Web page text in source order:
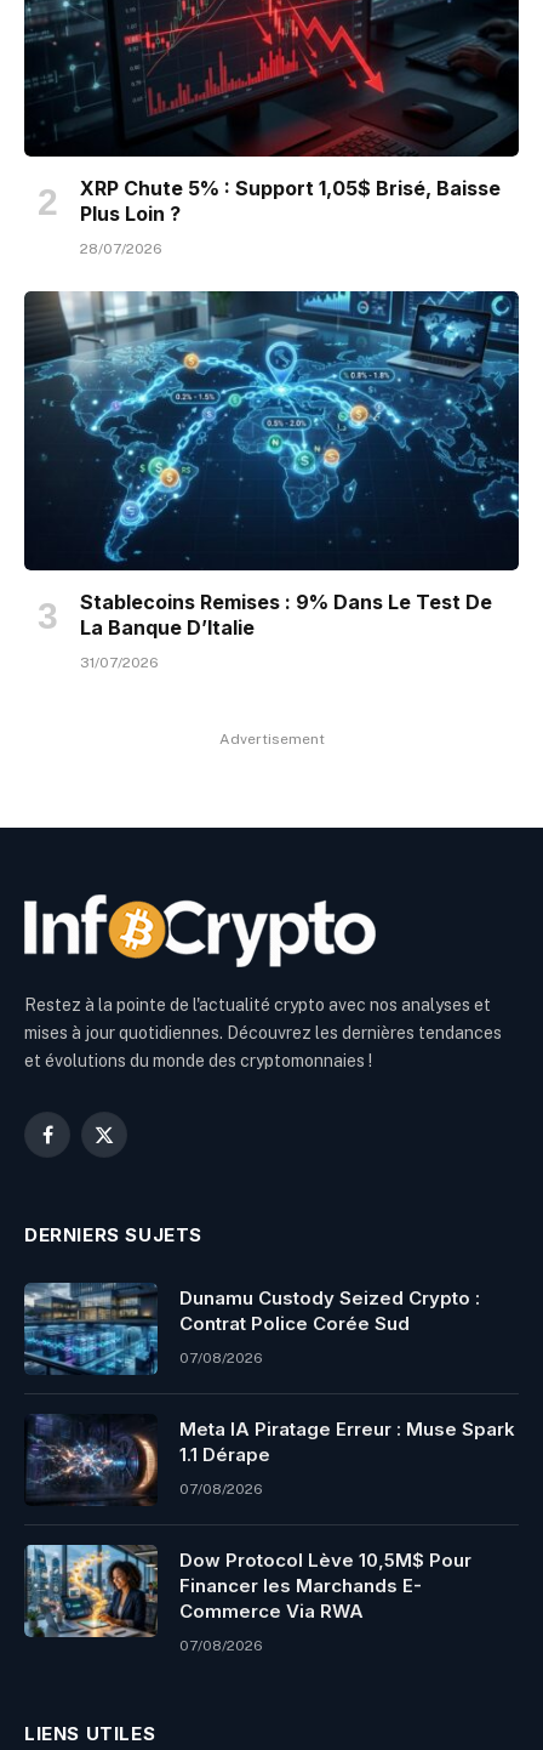
XRP Chute 5% : Support 1,05$ Brisé, Baisse
Plus Loin ?
28/07/2026
Stablecoins Remises : 9% Dans Le Test De
La Banque D’Italie
31/07/2026
Advertisement
Restez à la pointe de l'actualité crypto avec nos analyses et
mises à jour quotidiennes. Découvrez les dernières tendances
et évolutions du monde des cryptomonnaies !
Facebook
X
DERNIERS SUJETS
Dunamu Custody Seized Crypto :
Contrat Police Corée Sud
07/08/2026
Meta IA Piratage Erreur : Muse Spark
1.1 Dérape
07/08/2026
Dow Protocol Lève 10,5M$ Pour
Financer les Marchands E-
Commerce Via RWA
07/08/2026
LIENS UTILES